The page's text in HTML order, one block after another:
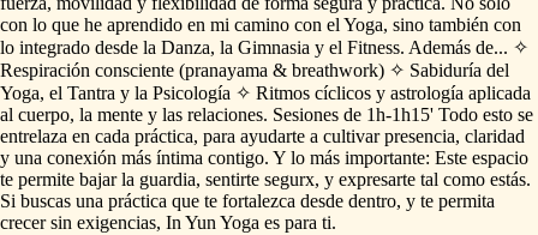
con lo que he aprendido en mi camino con el Yoga, sino también con
lo integrado desde la Danza, la Gimnasia y el Fitness. Además de... ✧
Respiración consciente (pranayama & breathwork) ✧ Sabiduría del
Yoga, el Tantra y la Psicología ✧ Ritmos cíclicos y astrología aplicada
al cuerpo, la mente y las relaciones. Sesiones de 1h-1h15' Todo esto se
entrelaza en cada práctica, para ayudarte a cultivar presencia, claridad
y una conexión más íntima contigo. Y lo más importante: Este espacio
te permite bajar la guardia, sentirte segurx, y expresarte tal como estás.
Si buscas una práctica que te fortalezca desde dentro, y te permita
crecer sin exigencias, In Yun Yoga es para ti.